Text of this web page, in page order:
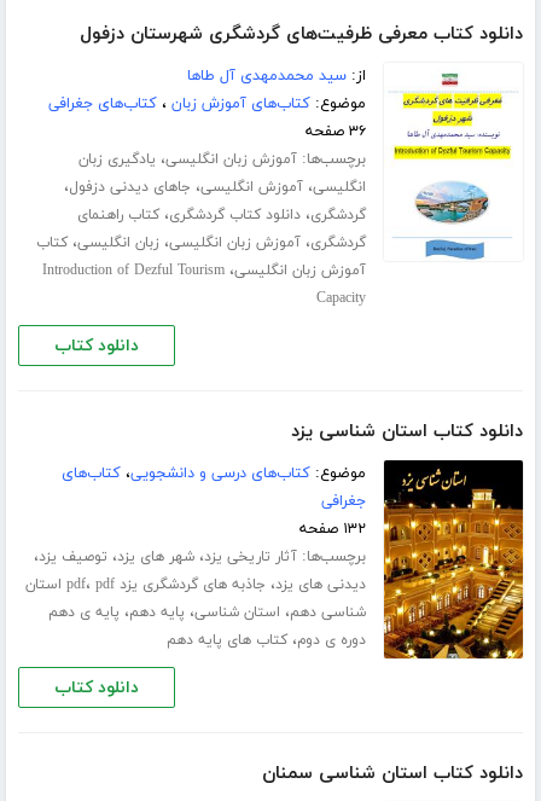
دانلود کتاب معرفی ظرفیت‌های گردشگری شهرستان دزفول
از:سید محمدمهدی آل طاها
موضوع:کتاب‌های آموزش زبان ،کتاب‌های جغرافی
۳۶ صفحه
برچسب‌ها:آموزش زبان انگلیسی، یادگیری زبان
انگلیسی،آموزش انگلیسی، جاهای دیدنی دزفول،
گردشگری،دانلود کتاب گردشگری،کتاب راهنمای
گردشگری،آموزش زبان انگلیسی، زبان انگلیسی،کتاب
آموزش زبان انگلیسی،Introduction of Dezful Tourism
Capacity
دانلود کتاب
دانلود کتاب استان شناسی یزد
موضوع:کتاب‌های درسی و دانشجویی،کتاب‌های
جغرافی
۱۳۲ صفحه
برچسب‌ها:آثار تاریخی یزد،شهر های یزد، توصیف یزد،
دیدنی های یزد، جاذبه های گردشگری یزد pdf ،
pdf استان
شناسی دهم، استان شناسی، پایه دهم، پایه ی دهم
دوره ی دوم،کتاب های پایه دهم
دانلود کتاب
دانلود کتاب استان شناسی سمنان